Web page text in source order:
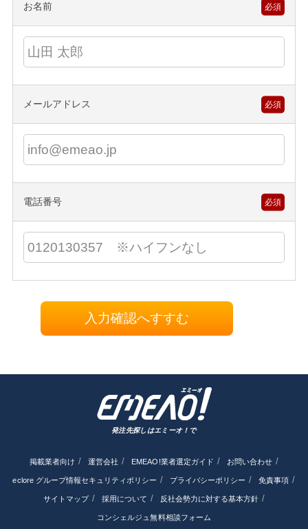
お名前 必須
メールアドレス 必須
電話番号 必須
入力確認へすすむ
発注先探しはエミーオ！で
掲載業者向け 運営会社 EMEAO!業者選定ガイド お問い合わせ
eclore グループ情報セキュリティポリシー プライバシーポリシー 免責事項
サイトマップ 採用について 反社会勢力に対する基本方針
コンシェルジュ無料相談フォーム